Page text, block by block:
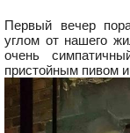
Первый вечер
углом от нашего
очень
пристойным пивом